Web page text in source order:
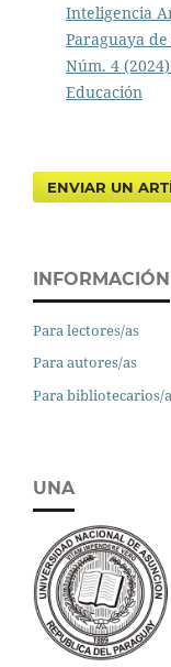
Inteligencia
Paraguaya de
Núm. 4
Educación
ENVIAR UN
INFORMACIÓN
Para lectores/as
Para autores/as
Para bibliotecarios/
UNA